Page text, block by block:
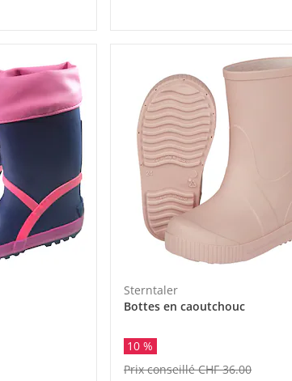
Sterntaler
Bottes en caoutchouc
10 %
Prix conseillé CHF 36.00